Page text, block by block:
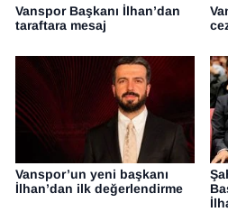
Vanspor Başkanı İlhan’dan
taraftara mesaj
Vanspor’un yeni başkanı
İlhan’dan ilk değerlendirme